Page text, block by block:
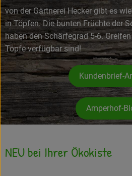
Frisches
Angebote
Haltbares
Getränke
Naturkosmetik
Drogerie
von der Gärtnerei Hecker gibt es
in Töpfen. Die bunten Früchte der
haben den Schärfegrad 5-6.
Töpfe verfügbar sind!
Kundenbrief-
Amperhof-
NEU bei Ihrer Ökokiste